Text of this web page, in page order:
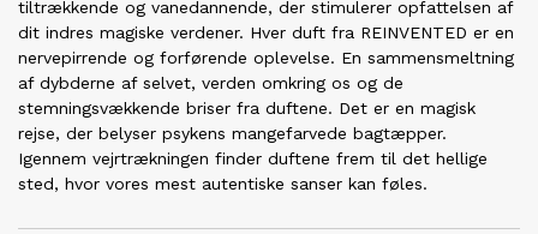
tiltrækkende og vanedannende, der stimulerer opfattelsen af
dit indres magiske verdener. Hver duft fra REINVENTED er en
nervepirrende og forførende oplevelse. En sammensmeltning
af dybderne af selvet, verden omkring os og de
stemningsvækkende briser fra duftene. Det er en magisk
rejse, der belyser psykens mangefarvede bagtæpper.
Igennem vejrtrækningen finder duftene frem til det hellige
sted, hvor vores mest autentiske sanser kan føles.